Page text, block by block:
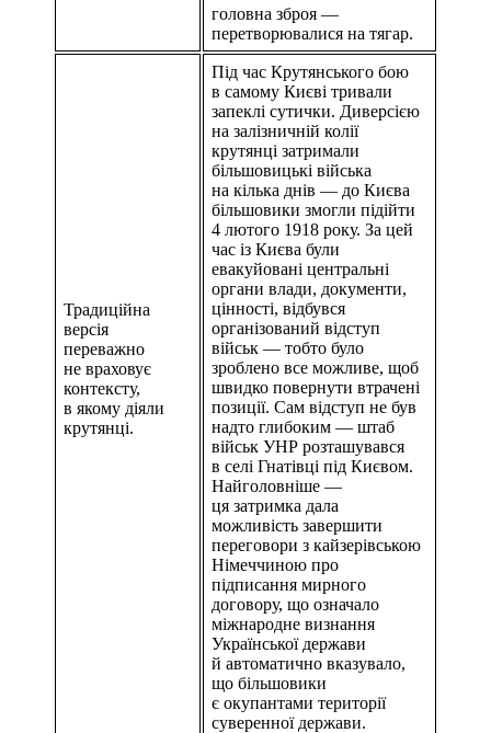
головна зброя —
перетворювалися на тягар.
Традиційна
версія
переважно
не враховує
контексту,
в якому діяли
крутянці.
Під час Крутянського бою
в самому Києві тривали
запеклі сутички. Диверсією
на залізничній колії
крутянці затримали
більшовицькі війська
на кілька днів — до Києва
більшовики змогли підійти
4 лютого 1918 року. За цей
час із Києва були
евакуйовані центральні
органи влади, документи,
цінності, відбувся
організований відступ
військ — тобто було
зроблено все можливе, щоб
швидко повернути втрачені
позиції. Сам відступ не був
надто глибоким — штаб
військ УНР розташувався
в селі Гнатівці під Києвом.
Найголовніше —
ця затримка дала
можливість завершити
переговори з кайзерівською
Німеччиною про
підписання мирного
договору, що означало
міжнародне визнання
Української держави
й автоматично вказувало,
що більшовики
є окупантами території
суверенної держави.